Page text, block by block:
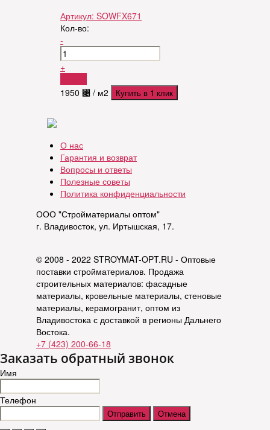
Артикул: SOWFX671
Кол-во:
-
+
1950 ⃄ / м2 Купить в 1 клик
О нас
Гарантия и возврат
Вопросы и ответы
Полезные советы
Политика конфиденциальности
ООО "Стройматериалы оптом"
г. Владивосток, ул. Иртышская, 17.
© 2008 - 2022 STROYMAT-OPT.RU - Оптовые
поставки стройматериалов. Продажа
строительных материалов: фасадные
материалы, кровельные материалы, стеновые
материалы, керамогранит, оптом из
Владивостока с доставкой в регионы Дальнего
Востока.
+7 (423) 200-66-18
Заказать обратный звонок
Имя
Телефон
Отправить Отмена